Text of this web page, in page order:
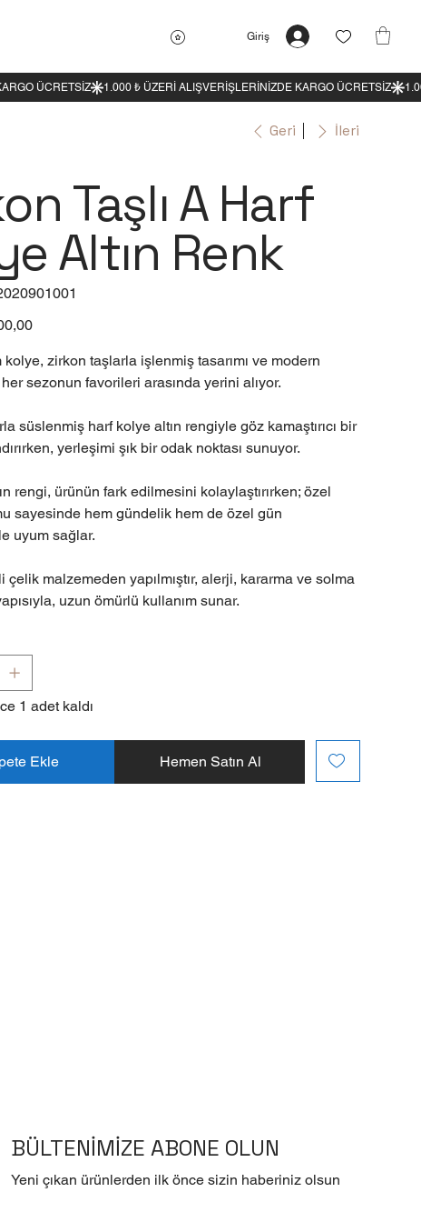
Giriş
Geri İleri
Taşlı A Harf
Altın Renk
zirkon taşlarla işlenmiş tasarımı ve modern
sezonun favorileri arasında yerini alıyor.
süslenmiş harf kolye altın rengiyle göz kamaştırıcı bir
yerleşimi şık bir odak noktası sunuyor.
rengi, ürünün fark edilmesini kolaylaştırırken; özel
sayesinde hem gündelik hem de özel gün
uyum sağlar.
çelik malzemeden yapılmıştır, alerji, kararma ve solma
uzun ömürlü kullanım sunar.
1 adet kaldı
Ekle Hemen Satın Al
BÜLTENİMİZE ABONE OLUN
Yeni çıkan ürünlerden ilk önce sizin haberiniz olsun